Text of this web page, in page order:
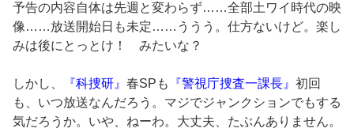
予告の内容自体は先週と変わらず……全部土ワイ時代の映
像……放送開始日も未定……ううう。仕方ないけど。楽し
みは後にとっとけ！ みたいな？
しかし、 『科捜研』 春SPも 『警視庁捜査一課長』 初回
も、いつ放送なんだろう。マジでジャンクションでもする
気だろうか。いや、ねーわ。大丈夫、たぶんありません。